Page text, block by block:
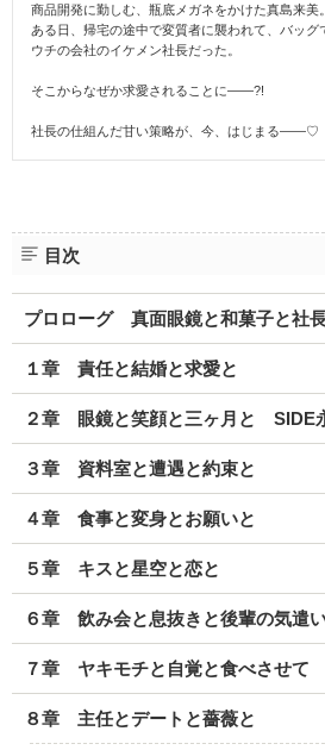
商品開発に勤しむ、瓶底メガネをかけた真島来美。
ある日、帰宅の途中で変質者に襲われて、バッ
ウチの会社のイケメン社長だった。
そこからなぜか求愛されることに――?!
社長の仕組んだ甘い策略が、今、はじまる――♡
目次
プロローグ 真面眼鏡と和菓子と社
１章 責任と結婚と求愛と
２章 眼鏡と笑顔と三ヶ月と SIDE
３章 資料室と遭遇と約束と
４章 食事と変身とお願いと
５章 キスと星空と恋と
６章 飲み会と息抜きと後輩の気遣
７章 ヤキモチと自覚と食べさせて
８章 主任とデートと薔薇と